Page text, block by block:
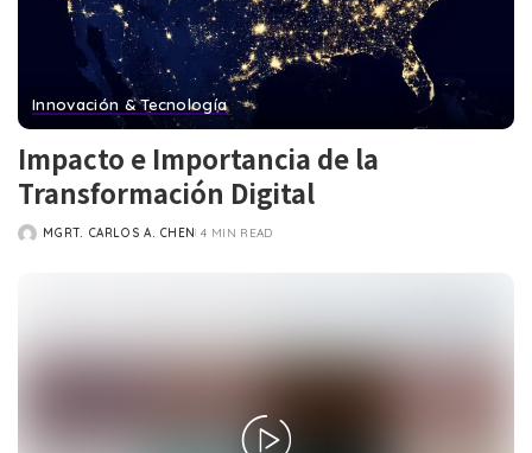
Innovación & Tecnología
Impacto e Importancia de la
Transformación Digital
POSTED
MGRT. CARLOS A. CHEN 4 MIN READ